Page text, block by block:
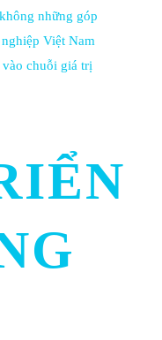
những góp
Việt Nam
chuỗi giá trị